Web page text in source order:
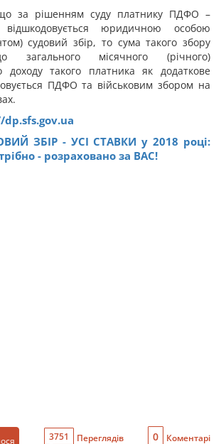
за рішенням суду платнику ПДФО –
відшкодовується юридичною особою
судовий збір, то сума такого збору
загального місячного (річного)
доходу такого платника як додаткове
ПДФО та військовим збором на
ЗБІР - УСІ СТАВКИ у 2018 році:
- розраховано за ВАС!
3751 Переглядів 0 Коментарі